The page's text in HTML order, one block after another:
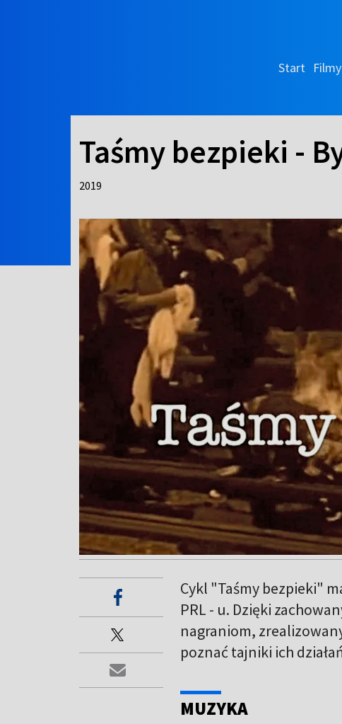
Start Filmy
Taśmy bezpieki -
2019
Cykl "Taśmy bezpieki"
PRL - u. Dzięki
nagraniom,
poznać tajniki ich
MUZYKA